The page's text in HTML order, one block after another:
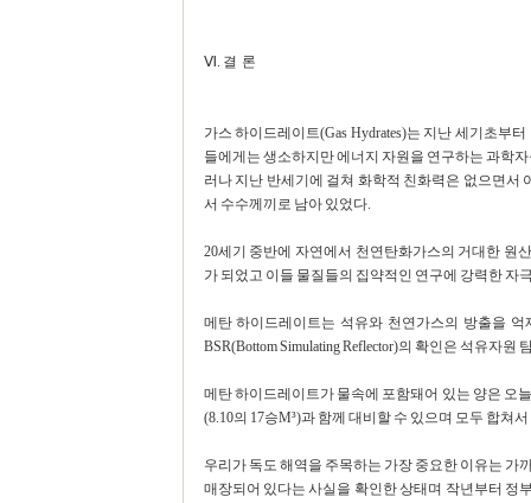
Ⅵ. 결 론
가스 하이드레이트(Gas Hydrates)는 지난 세기초부
들에게는 생소하지만 에너지 자원을 연구하는 과학
러나 지난 반세기에 걸쳐 화학적 친화력은 없으면서
서 수수께끼로 남아 있었다.
20세기 중반에 자연에서 천연탄화가스의 거대한 원
가 되었고 이들 물질들의 집약적인 연구에 강력한 자
메탄 하이드레이트는 석유와 천연가스의 방출을
BSR(Bottom Simulating Reflector)의 확인은 석유자원
메탄 하이드레이트가 물속에 포함돼어 있는 양은 오
(8.10의 17승M³)과 함께 대비할 수 있으며 모두 합쳐
우리가 독도 해역을 주목하는 가장 중요한 이유는 가
매장되어 있다는 사실을 확인한 상태며 작년부터 정